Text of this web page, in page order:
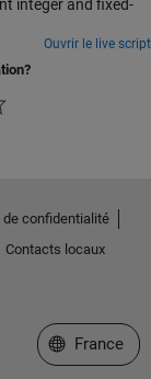
integer and fixed-
Ouvrir le live script
de confidentialité
Contacts locaux
Sélectionner
France